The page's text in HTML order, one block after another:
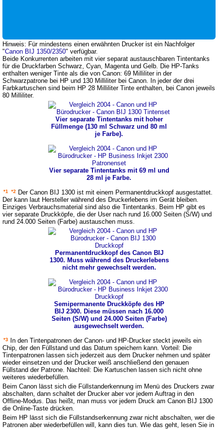
Hinweis: Für mindestens einen erwähnten Drucker ist ein Nachfolger
"Canon BIJ 1350/2350" verfügbar.
Beide Konkurrenten arbeiten mit vier separat austauschbaren Tintentanks
für die Druckfarben Schwarz, Cyan, Magenta und Gelb. Die HP-Tanks
enthalten weniger Tinte als die von Canon: 69 Milliliter in der
Schwarzpatrone bei HP und 130 Milliliter bei Canon. In jeder der drei
Farbkartuschen sind beim HP 28 Milliliter Tinte enthalten, bei Canon jeweils
80 Milliliter.
Vier separate Tintentanks mit hoher
Füllmenge (130 ml Schwarz und 80 ml
je Farbe).
Vier separate Tintentanks mit 69 ml und
28 ml je Farbe.
*1 *2
Der Canon BIJ 1300 ist mit einem Permanentdruckkopf ausgestattet.
Der kann laut Hersteller während des Druckerlebens im Gerät bleiben.
Einziges Verbrauchsmaterial sind also die Tintentanks. Beim HP gibt es
vier separate Druckköpfe, die der User nach rund 16.000 Seiten (S/W) und
rund 24.000 Seiten (Farbe) austauschen muss.
Permanentdruckkopf des Canon BIJ
1300. Muss während des Druckerlebens
nicht mehr gewechselt werden.
Semipermanente Druckköpfe des HP
BIJ 2300. Diese müssen nach 16.000
Seiten (S/W) und 24.000 Seiten (Farbe)
ausgewechselt werden.
*3
In den Tintenpatronen der Canon- und HP-Drucker steckt jeweils ein
Chip, der den Füllstand und das Datum speichern kann. Vorteil: Die
Tintenpatronen lassen sich jederzeit aus dem Drucker nehmen und später
wieder einsetzen und der Drucker weiß anschließend den genauen
Füllstand der Patrone. Nachteil: Die Kartuschen lassen sich nicht ohne
weiteres wiederbefüllen.
Beim Canon lässt sich die Füllstanderkennung im Menü des Druckers zwar
abschalten, dann schaltet der Drucker aber vor jedem Auftrag in den
Offline-Modus. Das heißt, man muss vor jedem Druck am Canon BIJ 1300
die Online-Taste drücken.
Beim HP lässt sich die Füllstandserkennung zwar nicht abschalten, wer die
Patronen aber wiederbefüllen will, kann dies tun. Wie das geht, lesen Sie in